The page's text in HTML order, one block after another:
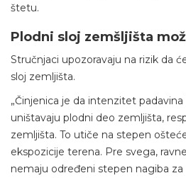
štetu.
Plodni sloj zemšljišta
Stručnjaci upozoravaju na rizik da
sloj zemljišta.
„Činjenica je da intenzitet
uništavaju plodni deo zemljišta,
zemljišta. To utiče na stepen
ekspozicije terena. Pre svega,
nemaju određeni stepen nagiba